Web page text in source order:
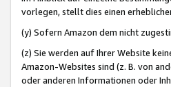
vorlegen, stellt dies einen
(y) Sofern Amazon dem nicht
(z) Sie werden auf Ihrer Website
Amazon-Websites sind (z. B. von
oder anderen Informationen oder